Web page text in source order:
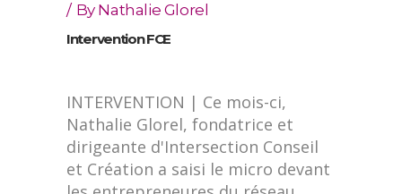
By Nathalie Glorel
Intervention FCE
INTERVENTION | Ce mois-ci,
Nathalie Glorel, fondatrice et
dirigeante d'Intersection Conseil
et Création a saisi le micro devant